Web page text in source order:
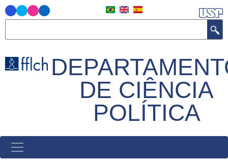
Skip
to
DE CIÊNCIA
POLÍTICA
MAIN
NAVIGATION